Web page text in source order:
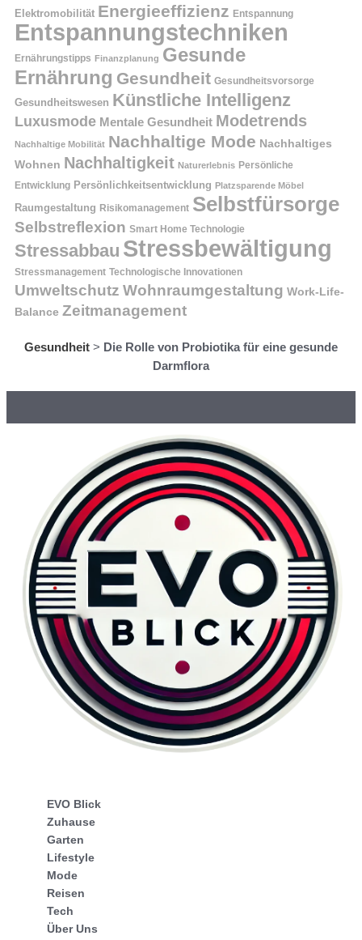
Elektromobilität Energieeffizienz Entspannung
Entspannungstechniken
Ernährungstipps Finanzplanung Gesunde
Ernährung Gesundheit Gesundheitsvorsorge
Gesundheitswesen Künstliche Intelligenz
Luxusmode Mentale Gesundheit Modetrends
Nachhaltige Mobilität Nachhaltige Mode Nachhaltiges
Wohnen Nachhaltigkeit Naturerlebnis Persönliche
Entwicklung Persönlichkeitsentwicklung Platzsparende Möbel
Raumgestaltung Risikomanagement Selbstfürsorge
Selbstreflexion Smart Home Technologie
Stressabbau Stressbewältigung
Stressmanagement Technologische Innovationen
Umweltschutz Wohnraumgestaltung Work-Life-
Balance Zeitmanagement
Gesundheit > Die Rolle von Probiotika für eine gesunde
Darmflora
EVO Blick
Zuhause
Garten
Lifestyle
Mode
Reisen
Tech
Über Uns